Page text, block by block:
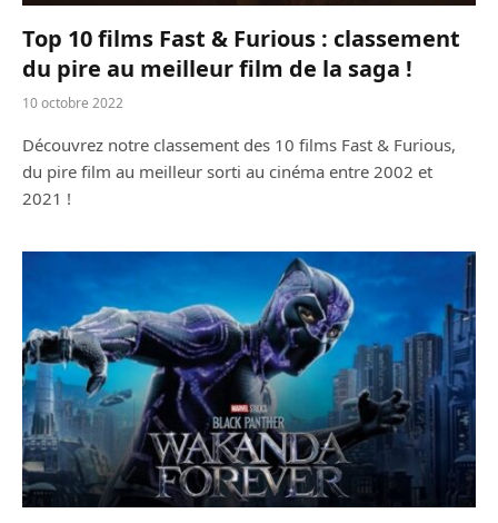
Top 10 films Fast & Furious : classement
du pire au meilleur film de la saga !
10 octobre 2022
Découvrez notre classement des 10 films Fast & Furious,
du pire film au meilleur sorti au cinéma entre 2002 et
2021 !